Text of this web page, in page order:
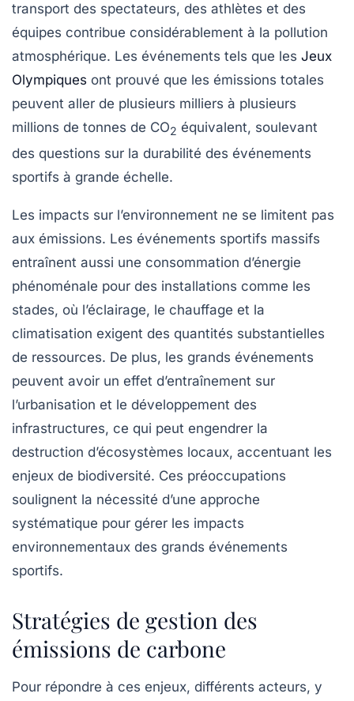
transport des spectateurs, des athlètes et des
équipes contribue considérablement à la pollution
atmosphérique. Les événements tels que les Jeux
Olympiques ont prouvé que les émissions totales
peuvent aller de plusieurs milliers à plusieurs
millions de tonnes de CO2 équivalent, soulevant
des questions sur la durabilité des événements
sportifs à grande échelle.
Les impacts sur l’environnement ne se limitent pas
aux émissions. Les événements sportifs massifs
entraînent aussi une consommation d’énergie
phénoménale pour des installations comme les
stades, où l’éclairage, le chauffage et la
climatisation exigent des quantités substantielles
de ressources. De plus, les grands événements
peuvent avoir un effet d’entraînement sur
l’urbanisation et le développement des
infrastructures, ce qui peut engendrer la
destruction d’écosystèmes locaux, accentuant les
enjeux de biodiversité. Ces préoccupations
soulignent la nécessité d’une approche
systématique pour gérer les impacts
environnementaux des grands événements
sportifs.
Stratégies de gestion des
émissions de carbone
Pour répondre à ces enjeux, différents acteurs, y